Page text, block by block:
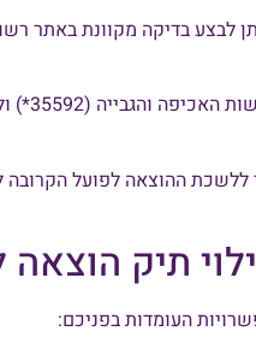
לבצע בדיקה מקוונת באתר
: ניתן
ללשכת ההוצאה לפועל הקרובה
תיק הוצאה
העומדות בפניכם: